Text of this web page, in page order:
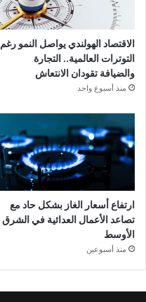
الاقتصاد الهولندي يواصل النمو رغم
التوترات العالمية.. التجارة
والضيافة تقودان الانتعاش
منذ أسبوع واحد
ارتفاع أسعار الغاز بشكل حاد مع
تصاعد الأعمال العدائية في الشرق
الأوسط
منذ أسبوعين